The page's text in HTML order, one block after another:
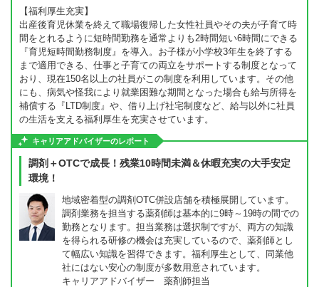
【福利厚生充実】
出産後育児休業を終えて職場復帰した女性社員やその夫が子育て時
間をとれるように短時間勤務を通常よりも2時間短い6時間にできる
『育児短時間勤務制度』を導入。お子様が小学校3年生を終了する
まで適用できる、仕事と子育ての両立をサポートする制度となって
おり、現在150名以上の社員がこの制度を利用しています。その他
にも、病気や怪我により就業困難な期間となった場合も給与所得を
補償する『LTD制度』や、借り上げ社宅制度など、給与以外に社員
の生活を支える福利厚生を充実させています。
キャリアアドバイザーのレポート
調剤＋OTCで成長！残業10時間未満＆休暇充実の大手安定
環境！
地域密着型の調剤OTC併設店舗を積極展開しています。
調剤業務を担当する薬剤師は基本的に9時～19時の間での
勤務となります。担当業務は選択制ですが、両方の知識
を得られる研修の機会は充実しているので、薬剤師とし
て幅広い知識を習得できます。福利厚生として、同業他
社にはない安心の制度が多数用意されています。
キャリアアドバイザー 薬剤師担当